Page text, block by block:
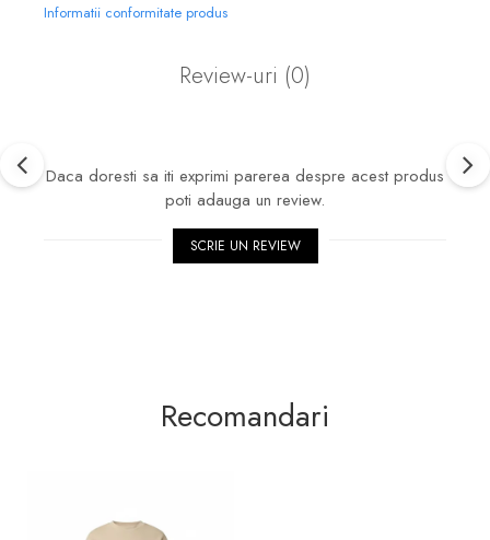
Informatii conformitate produs
Review-uri (0)
Daca doresti sa iti exprimi parerea despre acest produs
poti adauga un review.
SCRIE UN REVIEW
Recomandari